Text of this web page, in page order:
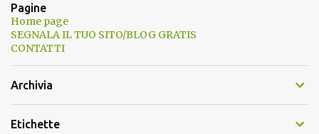
Pagine
Home page
SEGNALA IL TUO SITO/BLOG GRATIS
CONTATTI
Archivia
Etichette